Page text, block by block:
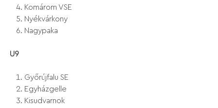
Komárom VSE
Nyékvárkony
Nagypaka
U9
Győrújfalu SE
Egyházgelle
Kisudvarnok